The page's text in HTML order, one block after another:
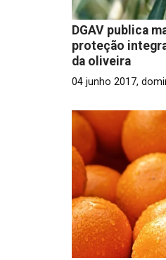
DGAV publica
proteção
da oliveira
04 junho 2017,